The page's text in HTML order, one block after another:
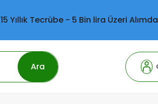
Tecrübe - 5 Bin lira Üzeri
Ara